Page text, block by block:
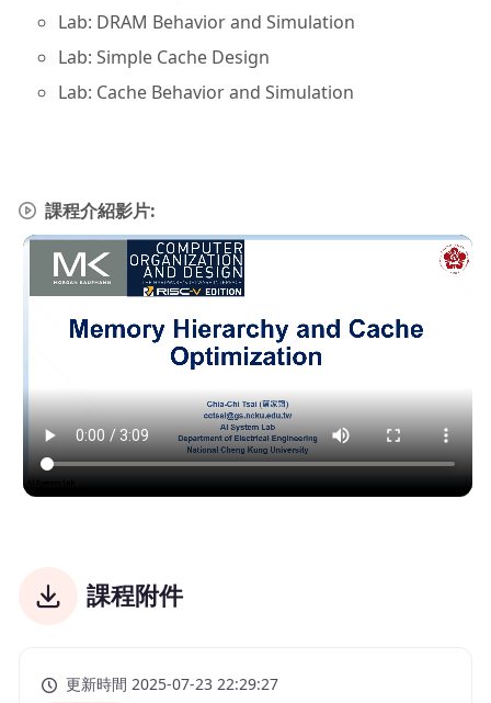
Lab: DRAM Behavior and Simulation
Lab: Simple Cache Design
Lab: Cache Behavior and Simulation
課程介紹影片:
課程附件
更新時間 2025-07-23 22:29:27